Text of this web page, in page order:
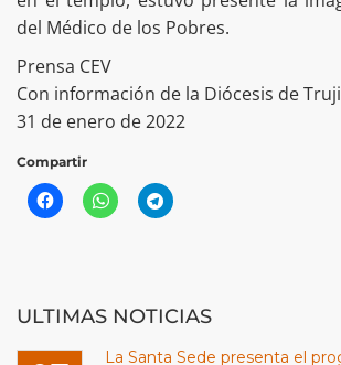
del Médico de los Pobres.
Prensa CEV
Con información de la Diócesis de
31 de enero de 2022
Compartir
ULTIMAS NOTICIAS
La Santa Sede presenta el